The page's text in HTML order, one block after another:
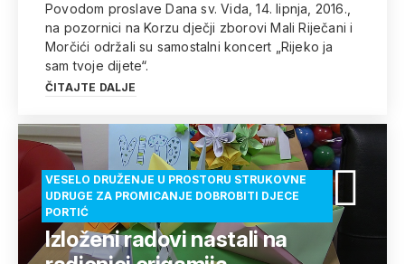
Povodom proslave Dana sv. Vida, 14. lipnja, 2016.,
na pozornici na Korzu dječji zborovi Mali Riječani i
Morčići održali su samostalni koncert „Rijeko ja
sam tvoje dijete“.
ČITAJTE DALJE
VESELO DRUŽENJE U PROSTORU STRUKOVNE
UDRUGE ZA PROMICANJE DOBROBITI DJECE
PORTIĆ
Izloženi radovi nastali na